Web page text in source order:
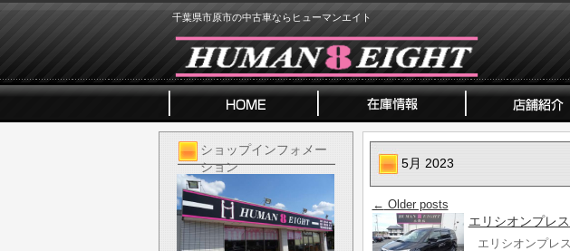
千葉県市原市の中古車ならヒューマンエイト
ショップインフォメー
ション
5月 2023
← Older posts
エリシオンプレ
エリシオンプレ